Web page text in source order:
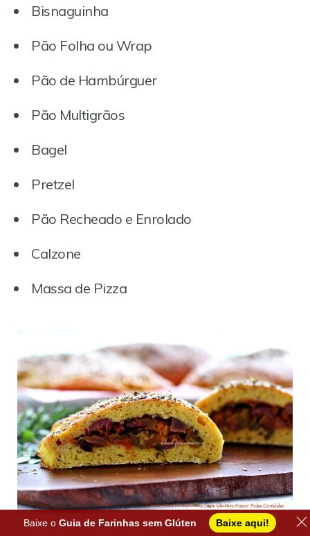
Bisnaguinha
Pão Folha ou Wrap
Pão de Hambúrguer
Pão Multigrãos
Bagel
Pretzel
Pão Recheado e Enrolado
Calzone
Massa de Pizza
Baixe o Guia de Farinhas sem Glúten Baixe aqui!